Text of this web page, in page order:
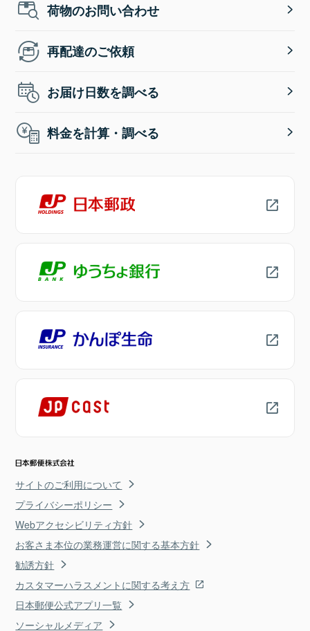
荷物のお問い合わせ
再配達のご依頼
お届け日数を調べる
料金を計算・調べる
サイトのご利用について
プライバシーポリシー
Webアクセシビリティ方針
お客さま本位の業務運営に関する基本方針
勧誘方針
カスタマーハラスメントに関する考え方
日本郵便公式アプリ一覧
ソーシャルメディア